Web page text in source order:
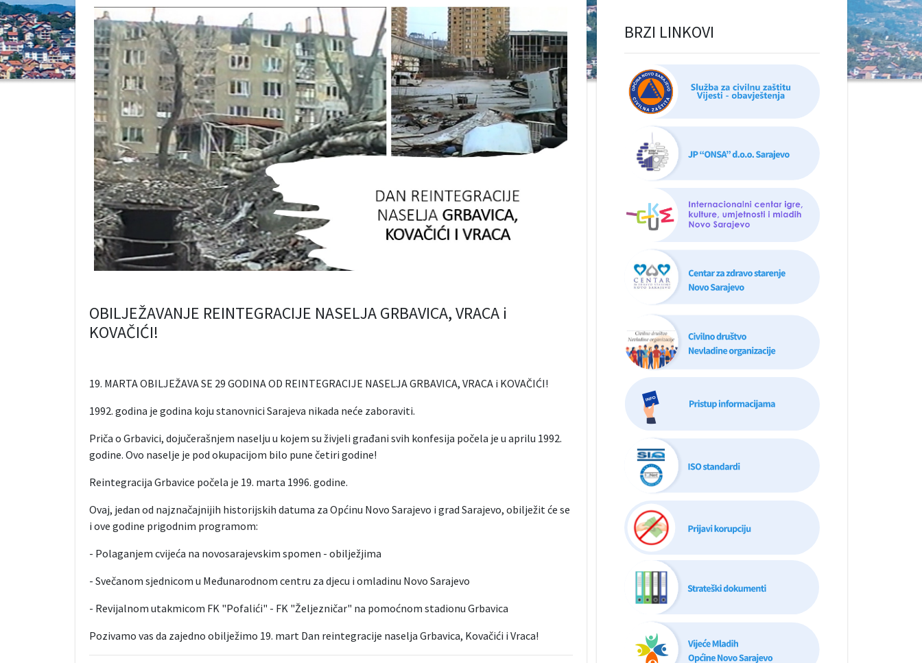
OBILJEŽAVANJE REINTEGRACIJE NASELJA GRBAVICA, VRACA i
KOVAČIĆI!
19. MARTA OBILJEŽAVA SE 29 GODINA OD REINTEGRACIJE NASELJA GRBAVICA, VRACA i KOVAČIĆI!
1992. godina je godina koju stanovnici Sarajeva nikada neće zaboraviti.
Priča o Grbavici, dojučerašnjem naselju u kojem su živjeli građani svih konfesija počela je u aprilu 1992.
godine. Ovo naselje je pod okupacijom bilo pune četiri godine!
Reintegracija Grbavice počela je 19. marta 1996. godine.
Ovaj, jedan od najznačajnijih historijskih datuma za Općinu Novo Sarajevo i grad Sarajevo, obilježit će se
i ove godine prigodnim programom:
- Polaganjem cvijeća na novosarajevskim spomen - obilježjima
- Svečanom sjednicom u Međunarodnom centru za djecu i omladinu Novo Sarajevo
- Revijalnom utakmicom FK "Pofalići" - FK "Željezničar" na pomoćnom stadionu Grbavica
Pozivamo vas da zajedno obilježimo 19. mart Dan reintegracije naselja Grbavica, Kovačići i Vraca!
BRZI LINKOVI